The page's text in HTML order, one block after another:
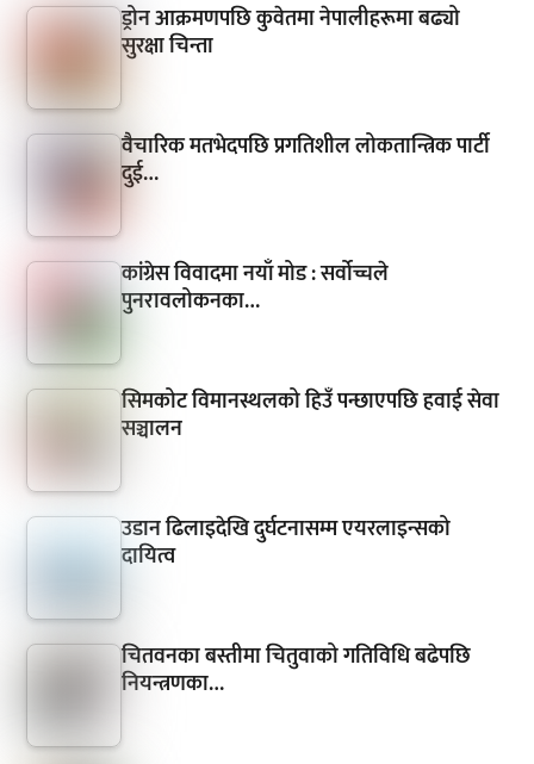
ड्रोन आक्रमणपछि कुवेतमा नेपालीहरूमा बढ्यो
सुरक्षा चिन्ता
वैचारिक मतभेदपछि प्रगतिशील लोकतान्त्रिक पार्टी
दुई…
कांग्रेस विवादमा नयाँ मोड : सर्वोच्चले
पुनरावलोकनका…
सिमकोट विमानस्थलको हिउँ पन्छाएपछि हवाई सेवा
सञ्चालन
उडान ढिलाइदेखि दुर्घटनासम्म एयरलाइन्सको
दायित्व
चितवनका बस्तीमा चितुवाको गतिविधि बढेपछि
नियन्त्रणका…